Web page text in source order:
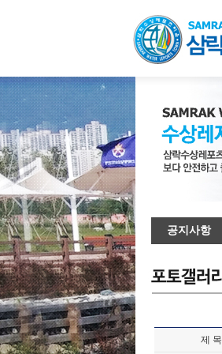
공지사항
제 목